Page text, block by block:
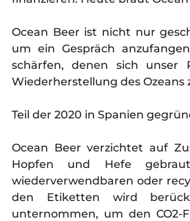
Ocean Beer ist nicht nur
um ein Gespräch
schärfen, denen sich unser
Wiederherstellung des
Teil der 2020 in Spanien
Ocean Beer verzichtet auf
Hopfen und Hefe
wiederverwendbaren oder
den Etiketten wird
unternommen, um den